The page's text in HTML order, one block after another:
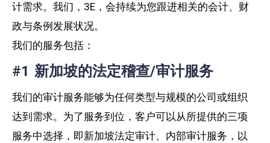
计需求。我们，3E，会持续为您跟进相关的会计、财
政与条例发展状况。
我们的服务包括：
#1 新加坡的法定稽查/审计服务
我们的审计服务能够为任何类型与规模的公司或组织
达到需求。为了服务到位，客户可以从所提供的三项
服务中选择，即新加坡法定审计、内部审计服务，以